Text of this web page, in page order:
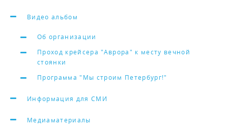
Видео альбом
Об организации
Проход крейсера "Аврора" к месту вечной
стоянки
Программа "Мы строим Петербург!"
Информация для СМИ
Медиаматериалы